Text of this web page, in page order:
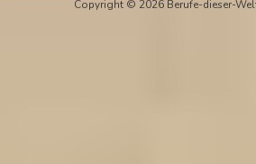
Copyright © 2026 Berufe-dieser-